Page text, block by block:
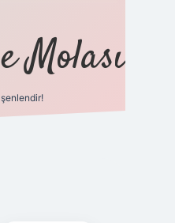
Molası